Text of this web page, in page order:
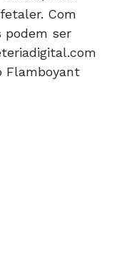
Com
podem ser
Flamboyant